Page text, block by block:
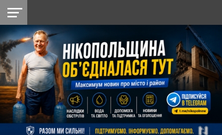
НІКОПОЛЬ
РАЙОН
СІЧЕСЛАВСЬКА
УКРАЇНА
РЕТРО
НІКОПОЛЬ
ЛАЙТ
УКРАЇНА
ДОПОМОГА
РАДІО